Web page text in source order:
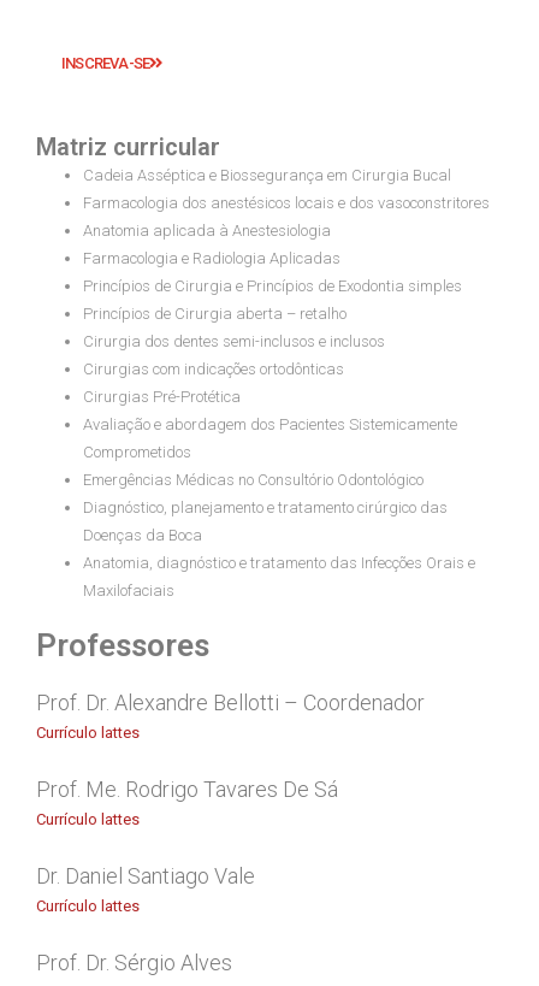
INSCREVA-SE
Matriz curricular
Cadeia Asséptica e Biossegurança em Cirurgia Bucal
Farmacologia dos anestésicos locais e dos vasoconstritores
Anatomia aplicada à Anestesiologia
Farmacologia e Radiologia Aplicadas
Princípios de Cirurgia e Princípios de Exodontia simples
Princípios de Cirurgia aberta – retalho
Cirurgia dos dentes semi-inclusos e inclusos
Cirurgias com indicações ortodônticas
Cirurgias Pré-Protética
Avaliação e abordagem dos Pacientes Sistemicamente
Comprometidos
Emergências Médicas no Consultório Odontológico
Diagnóstico, planejamento e tratamento cirúrgico das
Doenças da Boca
Anatomia, diagnóstico e tratamento das Infecções Orais e
Maxilofaciais
Professores
Prof. Dr. Alexandre Bellotti – Coordenador
Currículo lattes
Prof. Me. Rodrigo Tavares De Sá
Currículo lattes
Dr. Daniel Santiago Vale
Currículo lattes
Prof. Dr. Sérgio Alves